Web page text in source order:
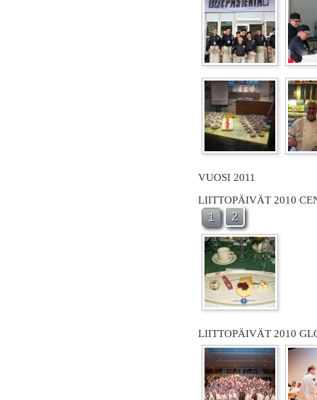
VUOSI 2011
LIITTOPÄIVÄT 2010
1 2
LIITTOPÄIVÄT 2010